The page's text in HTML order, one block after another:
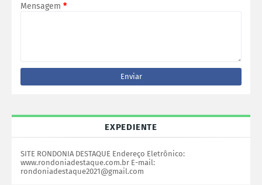
Mensagem *
EXPEDIENTE
SITE RONDONIA DESTAQUE Endereço Eletrônico:
www.rondoniadestaque.com.br E-mail:
rondoniadestaque2021@gmail.com